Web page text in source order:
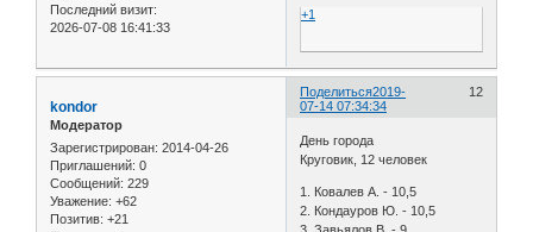
Последний визит:
2026-07-08 16:41:33
+1
Поделиться 12
2019-
07-14 07:34:34
kondor
Модератор
Зарегистрирован: 2014-04-26
Приглашений: 0
Сообщений: 229
Уважение: +62
Позитив: +21
День города
Круговик, 12 человек
1. Ковалев А. - 10,5
2. Кондауров Ю. - 10,5